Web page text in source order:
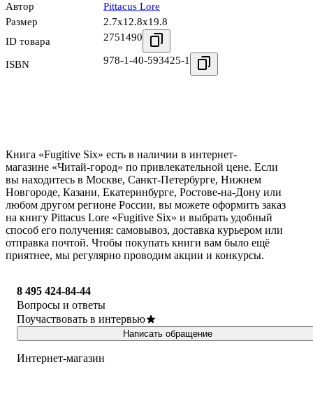
Автор
Pittacus Lore
Размер
2.7x12.8x19.8
ID товара
2751490
ISBN 978-1-40-593425-1
Книга «Fugitive Six» есть в наличии в интернет-
магазине «Читай-город» по привлекательной цене. Если
вы находитесь в Москве, Санкт-Петербурге, Нижнем
Новгороде, Казани, Екатеринбурге, Ростове-на-Дону или
любом другом регионе России, вы можете оформить заказ
на книгу Pittacus Lore «Fugitive Six» и выбрать удобный
способ его получения: самовывоз, доставка курьером или
отправка почтой. Чтобы покупать книги вам было ещё
приятнее, мы регулярно проводим акции и конкурсы.
8 495 424-84-44
Вопросы и ответы
Поучаствовать в интервью
Написать обращение
Интернет-магазин